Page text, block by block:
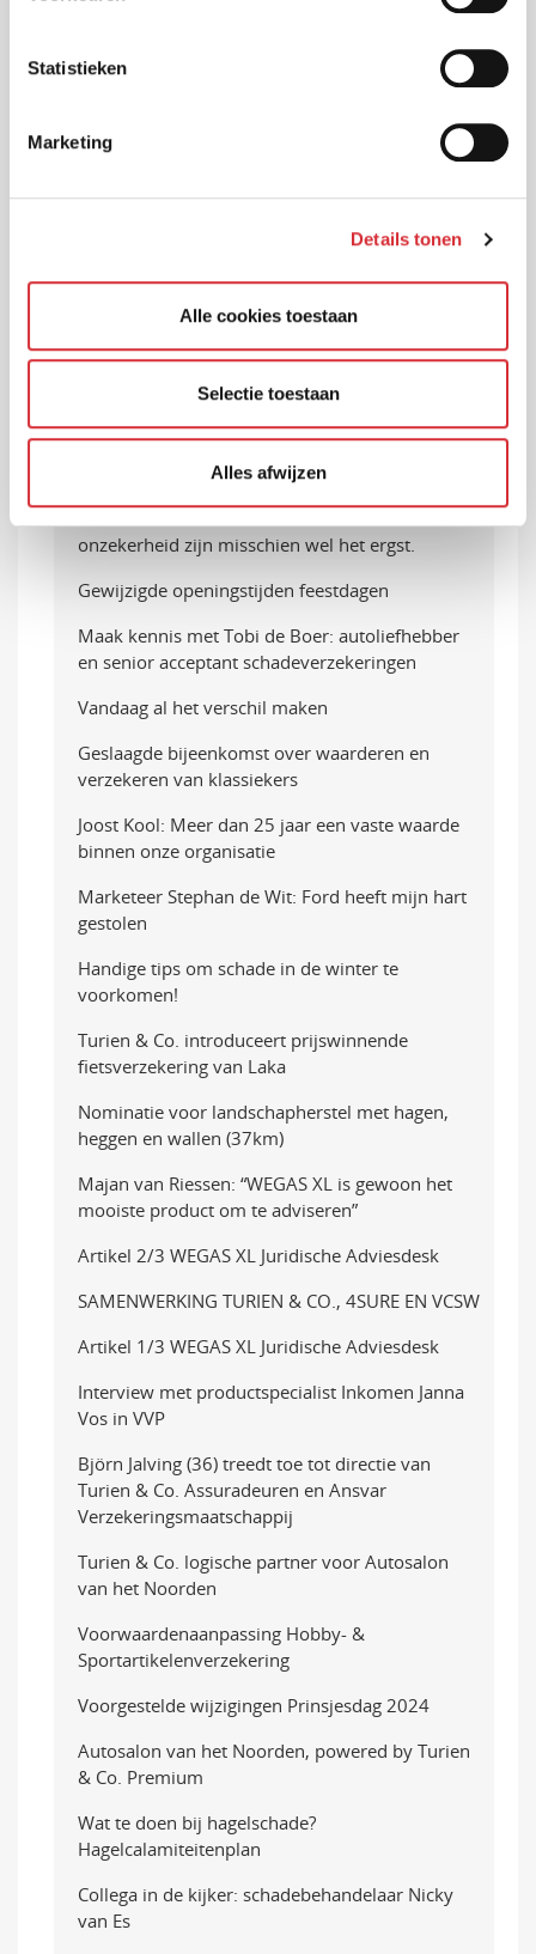
Statistieken
Marketing
Details tonen
Alle cookies toestaan
Selectie toestaan
Alles afwijzen
B Corp-certificering voor Turien & Co. Holding
voorwaarden bij de meest gunstige premie.
Turien is één van onze hofleveranciers.
Turien & Co: nichespeler met unieke positie in
Jan Hamburger: Over autoverzekeringen raak je
nooit uitgepraat…..
AnsvarIdéa en Turien & Co. samen sterker de
Mieke Spaan:" Mijn allereerste auto was een
kanariegele Nissan Micra met een oranje
onzekerheid zijn misschien wel het ergst.
Gewijzigde openingstijden feestdagen
Maak kennis met Tobi de Boer: autoliefhebber
en senior acceptant schadeverzekeringen
Vandaag al het verschil maken
Geslaagde bijeenkomst over waarderen en
verzekeren van klassiekers
Joost Kool: Meer dan 25 jaar een vaste waarde
binnen onze organisatie
Marketeer Stephan de Wit: Ford heeft mijn hart
gestolen
Handige tips om schade in de winter te
voorkomen!
Turien & Co. introduceert prijswinnende
fietsverzekering van Laka
Nominatie voor landschapherstel met hagen,
heggen en wallen (37km)
Majan van Riessen: “WEGAS XL is gewoon het
mooiste product om te adviseren”
Artikel 2/3 WEGAS XL Juridische Adviesdesk
SAMENWERKING TURIEN & CO., 4SURE EN VCSW
Artikel 1/3 WEGAS XL Juridische Adviesdesk
Interview met productspecialist Inkomen Janna
Vos in VVP
Björn Jalving (36) treedt toe tot directie van
Turien & Co. Assuradeuren en Ansvar
Verzekeringsmaatschappij
Turien & Co. logische partner voor Autosalon
van het Noorden
Voorwaardenaanpassing Hobby- &
Sportartikelenverzekering
Voorgestelde wijzigingen Prinsjesdag 2024
Autosalon van het Noorden, powered by Turien
& Co. Premium
Wat te doen bij hagelschade?
Hagelcalamiteitenplan
Collega in de kijker: schadebehandelaar Nicky
van Es